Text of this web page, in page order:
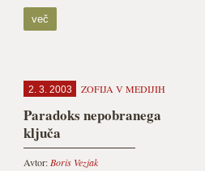
več
2. 3. 2003 ZOFIJA V MEDIJIH
Paradoks nepobranega
ključa
Avtor: Boris Vezjak